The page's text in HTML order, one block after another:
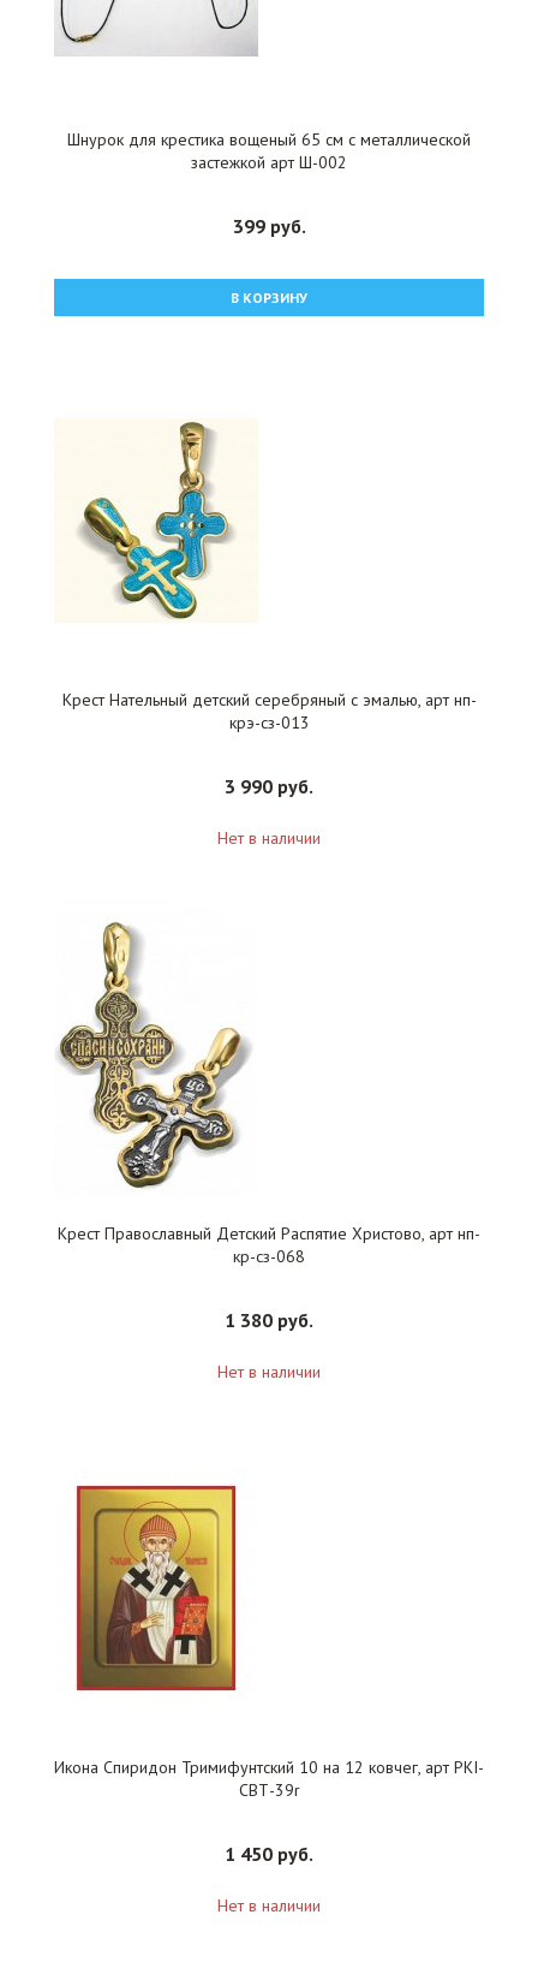
Шнурок для крестика вощеный 65 см с металлической
застежкой арт Ш-002
399 руб.
В КОРЗИНУ
Крест Нательный детский серебряный с эмалью, арт нп-
крэ-сз-013
3 990 руб.
Нет в наличии
Крест Православный Детский Распятие Христово, арт нп-
кр-сз-068
1 380 руб.
Нет в наличии
Икона Спиридон Тримифунтский 10 на 12 ковчег, арт PKI-
СВТ-39r
1 450 руб.
Нет в наличии